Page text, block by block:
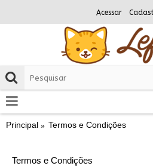
Acessar
Principal Termos e Condições
Termos e Condições